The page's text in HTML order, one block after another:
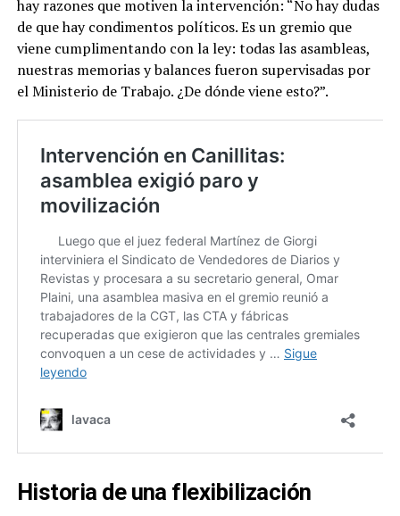
hay razones que motiven la intervención: “No hay dudas
de que hay condimentos políticos. Es un gremio que
viene cumplimentando con la ley: todas las asambleas,
nuestras memorias y balances fueron supervisadas por
el Ministerio de Trabajo. ¿De dónde viene esto?”.
Historia de una flexibilización